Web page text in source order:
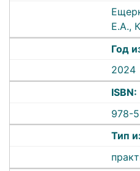
Е.А.,
Год
2024
ISBN:
978-
Тип